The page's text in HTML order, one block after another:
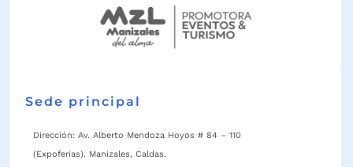
Sede principal
Dirección: Av. Alberto Mendoza Hoyos # 84 – 110
(Expoferias). Manizales, Caldas.